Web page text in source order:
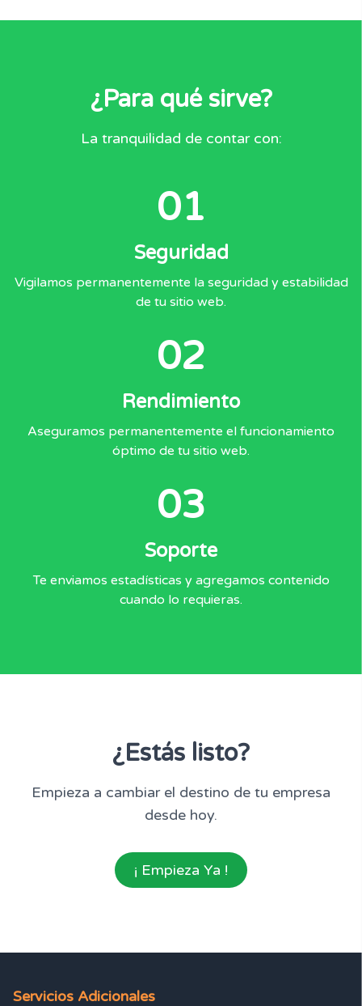
¿Para qué sirve?
La tranquilidad de contar con:
01
Seguridad
Vigilamos permanentemente la seguridad y estabilidad
de tu sitio web.
02
Rendimiento
Aseguramos permanentemente el funcionamiento
óptimo de tu sitio web.
03
Soporte
Te enviamos estadísticas y agregamos contenido
cuando lo requieras.
¿Estás listo?
Empieza a cambiar el destino de tu empresa
desde hoy.
¡ Empieza Ya !
Servicios Adicionales